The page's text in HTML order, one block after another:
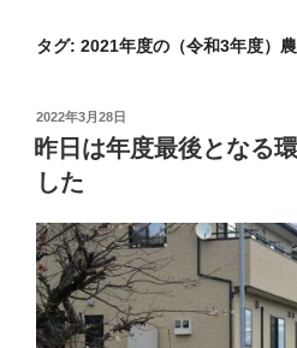
タグ: 2021年度の（令和3年度）
投
稿
日:
2022年3月28日
昨日は年度最後となる
した